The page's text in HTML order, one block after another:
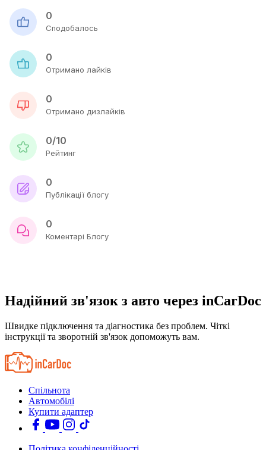
0
Сподобалось
0
Отримано лайків
0
Отримано дизлайків
0/10
Рейтинг
0
Публікації блогу
0
Коментарі Блогу
Надійний зв'язок з авто через inCarDoc
Швидке підключення та діагностика без проблем. Чіткі
інструкції та зворотній зв'язок допоможуть вам.
Спільнота
Автомобілі
Купити адаптер